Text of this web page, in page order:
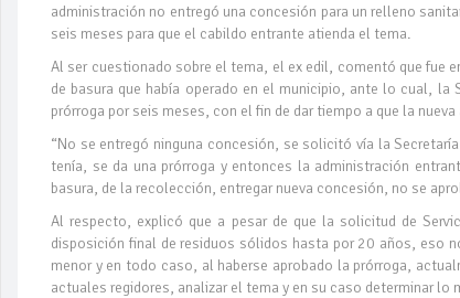
administración no entregó una concesión para un relleno
seis meses para que el cabildo entrante atienda el tema.
Al ser cuestionado sobre el tema, el ex edil, comentó que fue
de basura que había operado en el municipio, ante lo cual,
prórroga por seis meses, con el fin de dar tiempo a que la
“No se entregó ninguna concesión, se solicitó vía la
tenía, se da una prórroga y entonces la administración
basura, de la recolección, entregar nueva concesión, no se
Al respecto, explicó que a pesar de que la solicitud de
disposición final de residuos sólidos hasta por 20 años, eso
menor y en todo caso, al haberse aprobado la prórroga,
actuales regidores, analizar el tema y en su caso determinar lo